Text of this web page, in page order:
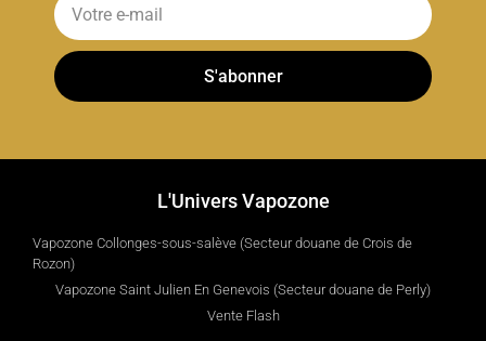
S'abonner
L'Univers Vapozone
Vapozone Collonges-sous-salève (Secteur douane de Crois de
Rozon)
Vapozone Saint Julien En Genevois (Secteur douane de Perly)
Vente Flash